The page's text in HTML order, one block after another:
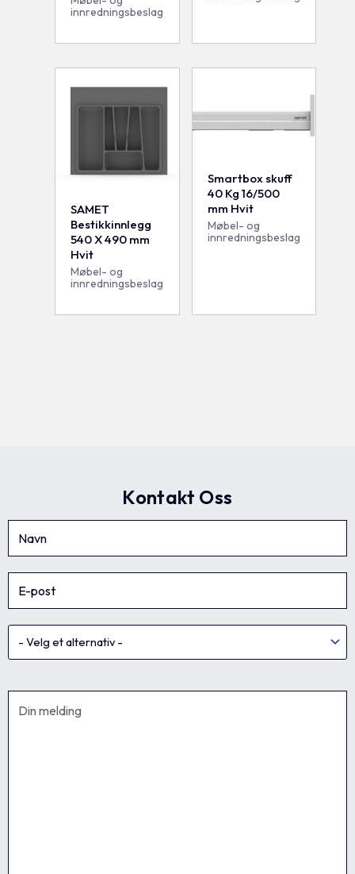
innredningsbeslag
SAMET
Bestikkinnlegg
540 X 490 mm
Hvit
Møbel- og
innredningsbeslag
Smartbox skuff
40 Kg 16/500
mm Hvit
Møbel- og
innredningsbeslag
Kontakt Oss